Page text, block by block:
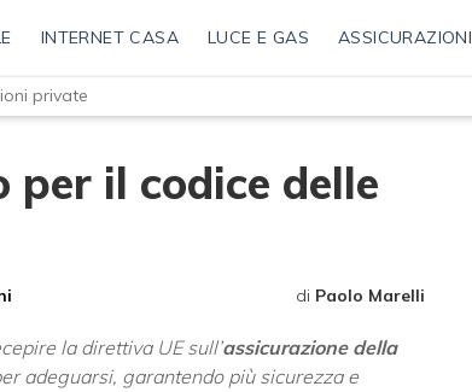
INTERNET CASA LUCE E GAS ASSICURAZIONI
private
per il codice delle
di Paolo Marelli
la direttiva UE sull’assicurazione della
adeguarsi, garantendo più sicurezza e